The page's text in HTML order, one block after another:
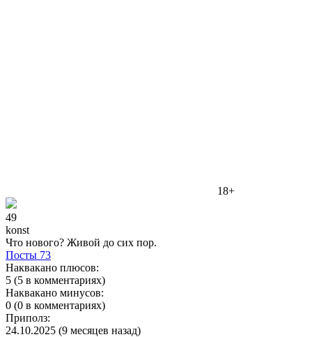
18+
49
konst
Что нового? Живой до сих пор.
Посты 73
Наквакано плюсов:
5 (5 в комментариях)
Наквакано минусов:
0 (0 в комментариях)
Приполз:
24.10.2025 (9 месяцев назад)